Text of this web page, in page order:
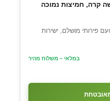
פירותי מושלם, ישירות
במלאי – משלוח מהיר